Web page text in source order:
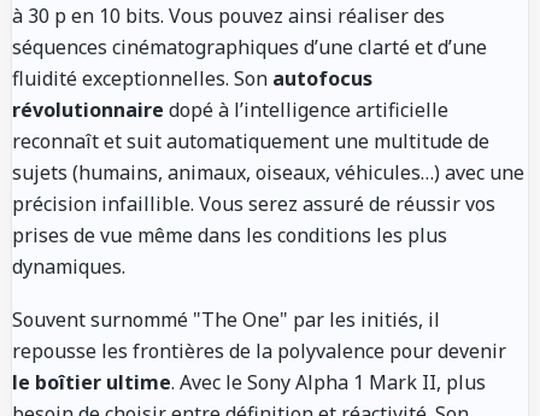
à 30 p en 10 bits. Vous pouvez ainsi réaliser des
séquences cinématographiques d’une clarté et d’une
fluidité exceptionnelles. Son autofocus
révolutionnaire dopé à l’intelligence artificielle
reconnaît et suit automatiquement une multitude de
sujets (humains, animaux, oiseaux, véhicules…) avec une
précision infaillible. Vous serez assuré de réussir vos
prises de vue même dans les conditions les plus
dynamiques.
Souvent surnommé "The One" par les initiés, il
repousse les frontières de la polyvalence pour devenir
le boîtier ultime. Avec le Sony Alpha 1 Mark II, plus